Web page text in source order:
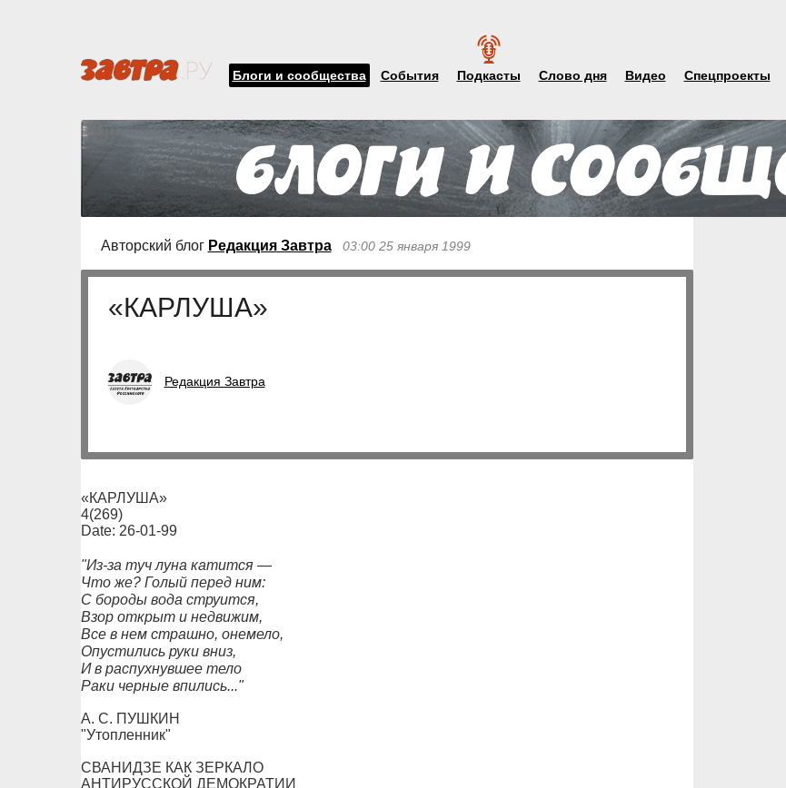
Блоги и сообщества События Подкасты Слово дня Видео Спецпроекты
Авторский блог Редакция Завтра 03:00 25 января 1999
«КАРЛУША»
Редакция Завтра
«КАРЛУША»
4(269)
Date: 26-01-99
"Из-за туч луна катится —
Что же? Голый перед ним:
С бороды вода струится,
Взор открыт и недвижим,
Все в нем страшно, онемело,
Опустились руки вниз,
И в распухнувшее тело
Раки черные впились..."
А. С. ПУШКИН
"Утопленник"
СВАНИДЗЕ КАК ЗЕРКАЛО
АНТИРУССКОЙ ДЕМОКРАТИИ